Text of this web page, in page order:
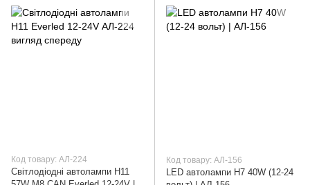
Код товару: АЛ-224
Світлодіодні автолампи H11
Код товару: АЛ-156
LED автолампи H7 40W (12-24